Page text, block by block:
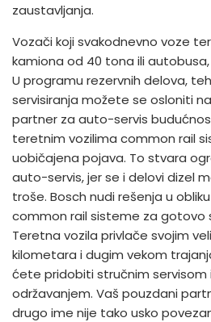
zaustavljanja.
Vozači koji svakodnevno voze
kamiona od 40 tona ili
U programu rezervnih delova,
servisiranja možete se osloniti
partner za auto-servis
teretnim vozilima common rail
uobičajena pojava. To stvara
auto-servis, jer se i delovi dizel
troše. Bosch nudi rešenja u
common rail sisteme za gotovo
Teretna vozila privlače svojim
kilometara i dugim vekom
ćete pridobiti stručnim servisom
održavanjem. Vaš pouzdani
drugo ime nije tako usko